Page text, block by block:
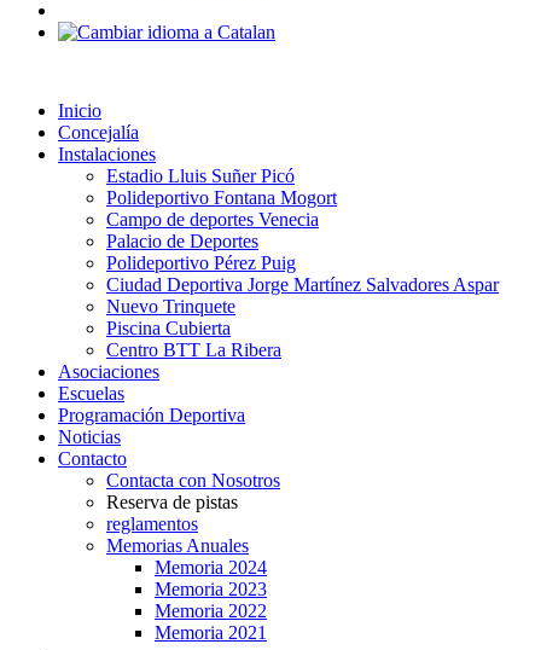
Inicio
Concejalía
Instalaciones
Estadio Lluis Suñer Picó
Polideportivo Fontana Mogort
Campo de deportes Venecia
Palacio de Deportes
Polideportivo Pérez Puig
Ciudad Deportiva Jorge Martínez Salvadores Aspar
Nuevo Trinquete
Piscina Cubierta
Centro BTT La Ribera
Asociaciones
Escuelas
Programación Deportiva
Noticias
Contacto
Contacta con Nosotros
Reserva de pistas
reglamentos
Memorias Anuales
Memoria 2024
Memoria 2023
Memoria 2022
Memoria 2021